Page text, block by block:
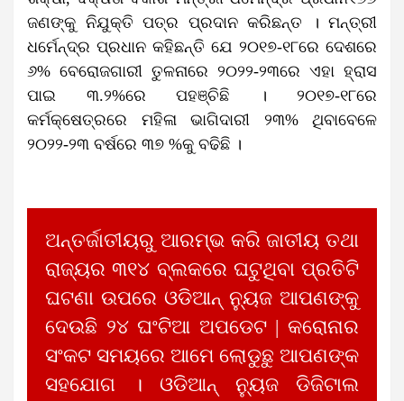
ଜଣଙ୍କୁ ନିଯୁକ୍ତି ପତ୍ର ପ୍ରଦାନ କରିଛନ୍ତ । ମନ୍ତ୍ରୀ
ଧର୍ମେନ୍ଦ୍ର ପ୍ରଧାନ କହିଛନ୍ତି ଯେ ୨୦୧୭-୧୮ରେ ଦେଶରେ
୬% ବେରୋଜଗାରୀ ତୁଳନାରେ ୨୦୨୨-୨୩ରେ ଏହା ହ୍ରାସ
ପାଇ ୩.୨%ରେ ପହଞ୍ଚିଛି । ୨୦୧୭-୧୮ରେ
କର୍ମକ୍ଷେତ୍ରରେ ମହିଳା ଭାଗିଦାରୀ ୨୩% ଥିବାବେଳେ
୨୦୨୨-୨୩ ବର୍ଷରେ ୩୭ %କୁ ବଢିଛି ।
ଅନ୍ତର୍ଜାତୀୟରୁ ଆରମ୍ଭ କରି ଜାତୀୟ ତଥା
ରାଜ୍ୟର ୩୧୪ ବ୍ଲକରେ ଘଟୁଥିବା ପ୍ରତିଟି
ଘଟଣା ଉପରେ ଓଡିଆନ୍ ନ୍ୟୁଜ ଆପଣଙ୍କୁ
ଦେଉଛି ୨୪ ଘଂଟିଆ ଅପଡେଟ | କରୋନାର
ସଂକଟ ସମୟରେ ଆମେ ଲୋଡୁଛୁ ଆପଣଙ୍କ
ସହଯୋଗ । ଓଡିଆନ୍ ନ୍ୟୁଜ ଡିଜିଟାଲ